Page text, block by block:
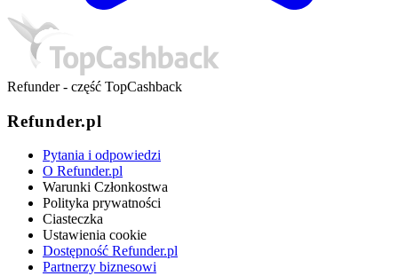
Refunder - część TopCashback
Refunder.pl
Pytania i odpowiedzi
O Refunder.pl
Warunki Członkostwa
Polityka prywatności
Ciasteczka
Ustawienia cookie
Dostępność Refunder.pl
Partnerzy biznesowi